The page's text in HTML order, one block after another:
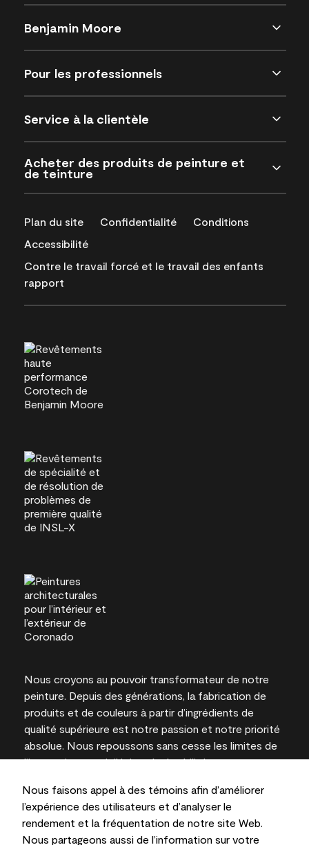
Nous faisons appel à des témoins afin d’améliorer
l’expérience des utilisateurs et d’analyser le
rendement et la fréquentation de notre site Web.
Nous partageons aussi de l’information sur votre
Benjamin Moore
Pour les professionnels
Service à la clientèle
Acheter des produits de peinture et
de teinture
Plan du site Confidentialité
Conditions
Accessibilité
Contre le travail forcé et le travail des enfants
rapport
Nous croyons au pouvoir transformateur de notre
peinture. Depuis des générations, la fabrication de
produits et de couleurs à partir d’ingrédients de
qualité supérieure est notre passion et notre priorité
absolue. Nous repoussons sans cesse les limites de
l’innovation et privilégions la durabilité pour
l’expertise locale.